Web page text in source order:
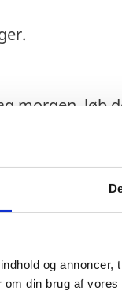
og
din brug af
morgen, løb
at svare.